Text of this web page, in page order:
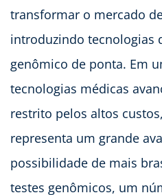
transformar o mercado
introduzindo tecnologias
genômico de ponta. Em
tecnologias médicas
restrito pelos altos
representa um grande
possibilidade de mais
testes genômicos, um